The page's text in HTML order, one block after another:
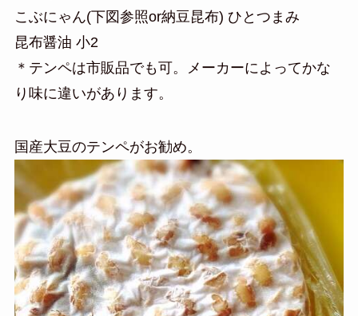
こぶにゃん(下図参照or納豆昆布) ひとつまみ
昆布醤油 小2
＊テンペは市販品でも可。メーカーによってかな
り味に違いがあります。
国産大豆のテンペがお勧め。